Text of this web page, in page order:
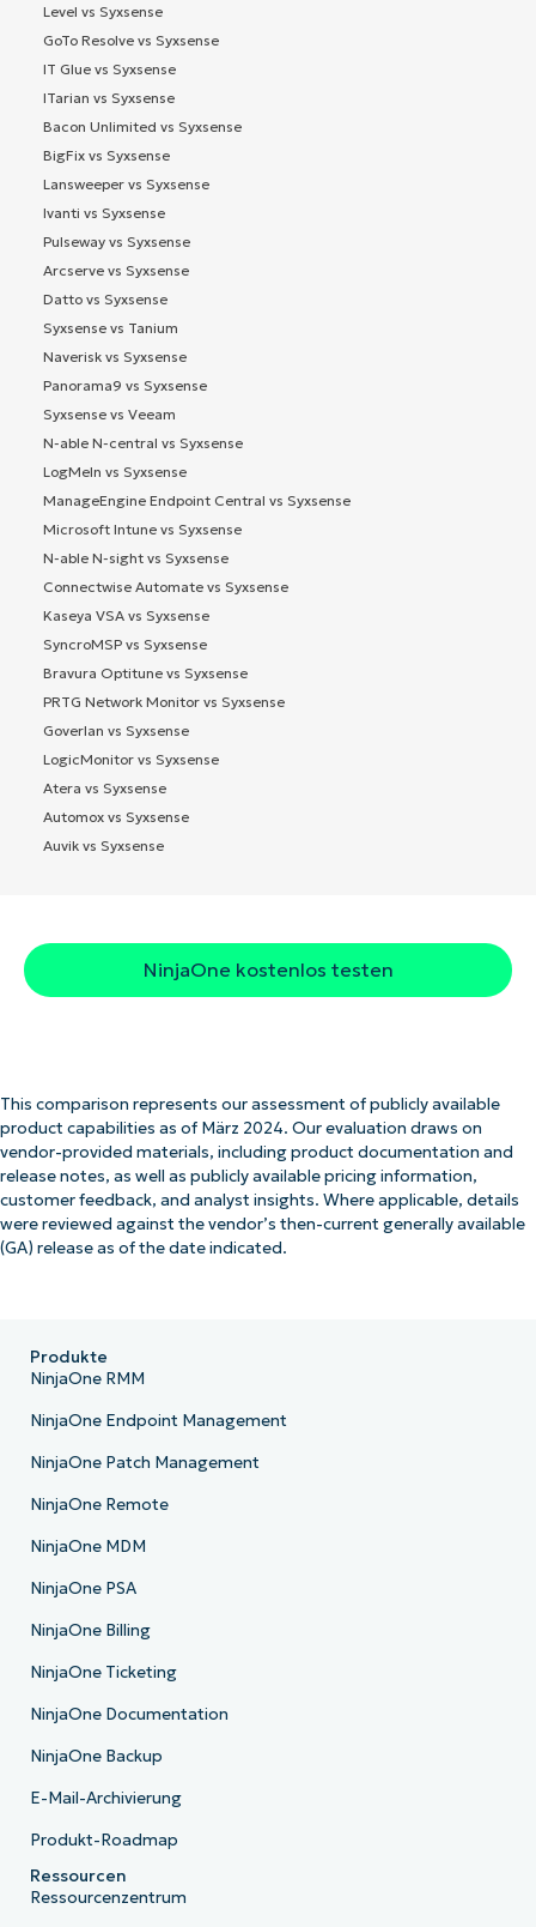
Level vs Syxsense
GoTo Resolve vs Syxsense
IT Glue vs Syxsense
ITarian vs Syxsense
Bacon Unlimited vs Syxsense
BigFix vs Syxsense
Lansweeper vs Syxsense
Ivanti vs Syxsense
Pulseway vs Syxsense
Arcserve vs Syxsense
Datto vs Syxsense
Syxsense vs Tanium
Naverisk vs Syxsense
Panorama9 vs Syxsense
Syxsense vs Veeam
N-able N-central vs Syxsense
LogMeIn vs Syxsense
ManageEngine Endpoint Central vs Syxsense
Microsoft Intune vs Syxsense
N-able N-sight vs Syxsense
Connectwise Automate vs Syxsense
Kaseya VSA vs Syxsense
SyncroMSP vs Syxsense
Bravura Optitune vs Syxsense
PRTG Network Monitor vs Syxsense
Goverlan vs Syxsense
LogicMonitor vs Syxsense
Atera vs Syxsense
Automox vs Syxsense
Auvik vs Syxsense
NinjaOne kostenlos testen
This comparison represents our assessment of publicly available
product capabilities as of März 2024. Our evaluation draws on
vendor-provided materials, including product documentation and
release notes, as well as publicly available pricing information,
customer feedback, and analyst insights. Where applicable, details
were reviewed against the vendor’s then-current generally available
(GA) release as of the date indicated.
Produkte
NinjaOne RMM
NinjaOne Endpoint Management
NinjaOne Patch Management
NinjaOne Remote
NinjaOne MDM
NinjaOne PSA
NinjaOne Billing
NinjaOne Ticketing
NinjaOne Documentation
NinjaOne Backup
E-Mail-Archivierung
Produkt-Roadmap
Ressourcen
Ressourcenzentrum